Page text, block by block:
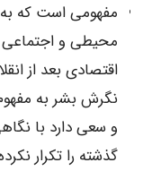
مفهومی است که
محیطی و اجتماعی
اقتصادی بعد از
نگرش بشر به
و سعی دارد با
گذشته را تکرار